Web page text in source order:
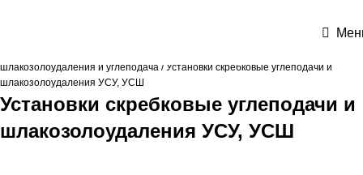
шлакозолоудаления и углеподача
Установки скребковые углеподачи и
шлакозолоудаления УСУ, УСШ
Установки скребковые углеподачи и
шлакозолоудаления УСУ, УСШ